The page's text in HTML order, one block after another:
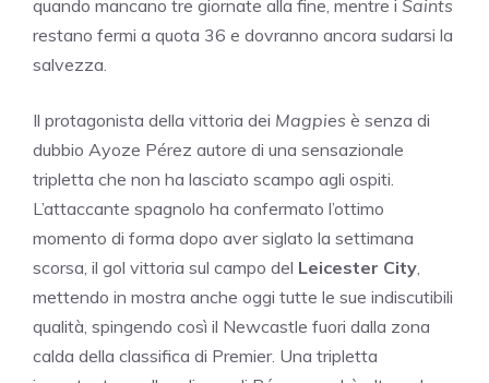
quando mancano tre giornate alla fine, mentre i Saints
restano fermi a quota 36 e dovranno ancora sudarsi la
salvezza.
Il protagonista della vittoria dei Magpies è senza di
dubbio Ayoze Pérez autore di una sensazionale
tripletta che non ha lasciato scampo agli ospiti.
L’attaccante spagnolo ha confermato l’ottimo
momento di forma dopo aver siglato la settimana
scorsa, il gol vittoria sul campo del Leicester City,
mettendo in mostra anche oggi tutte le sue indiscutibili
qualità, spingendo così il Newcastle fuori dalla zona
calda della classifica di Premier. Una tripletta